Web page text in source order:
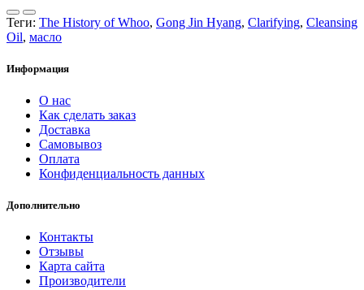
Теги: The History of Whoo, Gong Jin Hyang, Clarifying, Cleansing
Oil, масло
Информация
О нас
Как сделать заказ
Доставка
Самовывоз
Оплата
Конфиденциальность данных
Дополнительно
Контакты
Отзывы
Карта сайта
Производители